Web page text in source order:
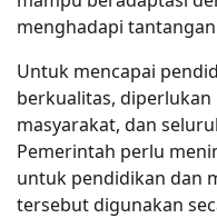
menghadapi
Untuk mencapai
berkualitas,
masyarakat, dan
Pemerintah perlu
untuk pendidikan dan
tersebut digunakan